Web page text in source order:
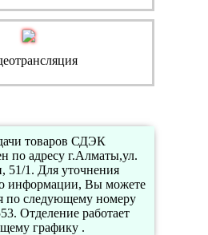
товаров СДЭК
по адресу г.Алматы,ул.
51/1. Для уточнения
информации, Вы можете
по следующему номеру
Отделение работает
графику .